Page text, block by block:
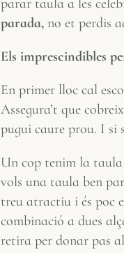
parar taula a les
parada, no et perdis
Els imprescindibles
En primer lloc cal
Assegura’t que
pugui caure prou. I si
Un cop tenim la taula
vols una taula ben
treu atractiu i és poc
combinació a dues
retira per donar pas